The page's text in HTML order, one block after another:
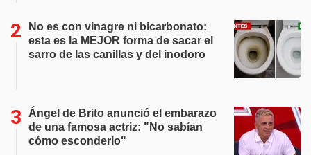
No es con vinagre ni bicarbonato:
esta es la MEJOR forma de sacar el
sarro de las canillas y del inodoro
Ángel de Brito anunció el embarazo
de una famosa actriz: "No sabían
cómo esconderlo"